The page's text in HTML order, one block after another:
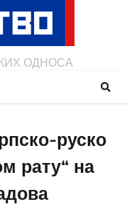
ОДНОСА
руско
рату“ на